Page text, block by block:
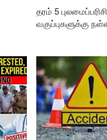
தரம் 5
வகுப்புகளுக்கு